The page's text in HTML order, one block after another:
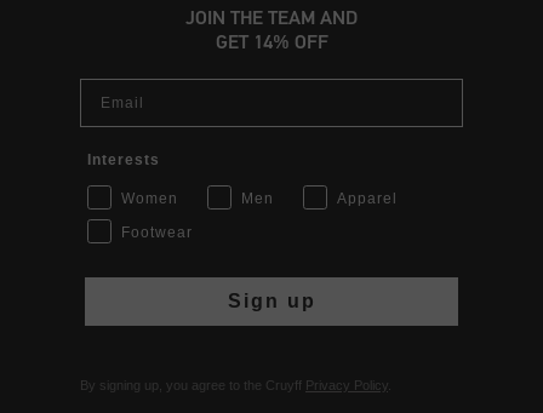
JOIN THE TEAM AND
GET 14% OFF
Interests
Women Men
Apparel
Footwear
Sign up
By signing up, you agree to the Cruyff Privacy Policy